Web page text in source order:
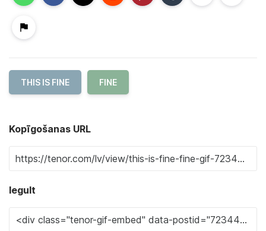
THIS IS FINE FINE
Kopīgošanas URL
Iegult